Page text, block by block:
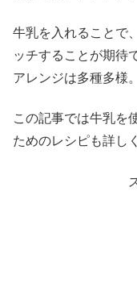
牛乳を入れることで
ッチすることが期待
アレンジは多種多様。
この記事では牛乳を
ためのレシピも詳し